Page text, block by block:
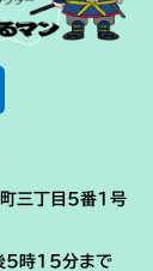
三丁目5番1号
5時15分まで